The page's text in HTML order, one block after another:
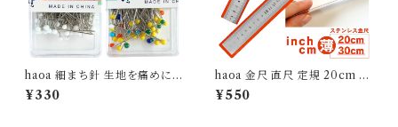
haoa 細まち針 生地を痛めに
くい細針タイプ 【100本入
り】 <br> まち針 シルクピン
¥330
haoa 金尺 直尺 定規 20cm 3
0cm 金属定規 両面スケール
センチ インチ 上下段 1mmピ
¥550